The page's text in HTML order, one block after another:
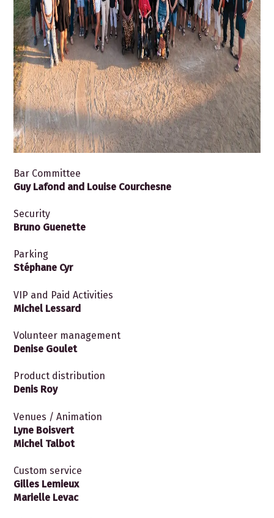
Bar Committee
Guy Lafond and Louise Courchesne
Security
Bruno Guenette
Parking
Stéphane Cyr
VIP and Paid Activities
Michel Lessard
Volunteer management
Denise Goulet
Product distribution
Denis Roy
Venues / Animation
Lyne Boisvert
Michel Talbot
Custom service
Gilles Lemieux
Marielle Levac